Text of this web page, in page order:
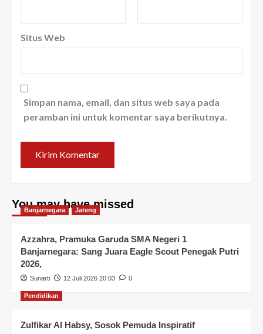
Situs Web
Simpan nama, email, dan situs web saya pada
peramban ini untuk komentar saya berikutnya.
You may have missed
Banjarnegara Jateng
Azzahra, Pramuka Garuda SMA Negeri 1
Banjarnegara: Sang Juara Eagle Scout Penegak Putri
2026,
Sunarti 12 Juli 2026 20:03 0
Pendidikan
Zulfikar Al Habsy, Sosok Pemuda Inspiratif